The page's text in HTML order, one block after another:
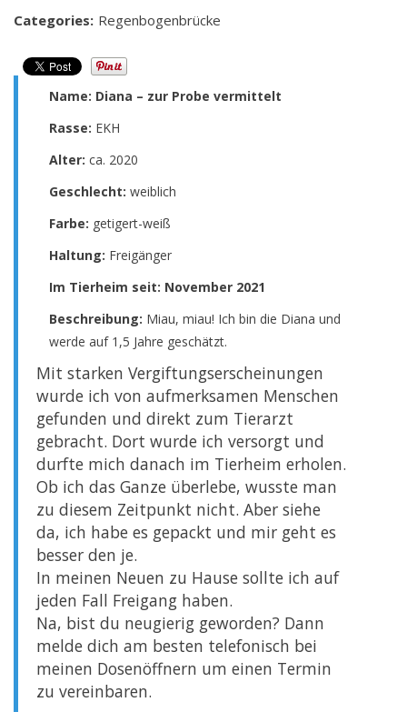
Categories: Regenbogenbrücke
Name: Diana – zur Probe vermittelt
Rasse: EKH
Alter: ca. 2020
Geschlecht: weiblich
Farbe: getigert-weiß
Haltung: Freigänger
Im Tierheim seit: November 2021
Beschreibung: Miau, miau! Ich bin die Diana und
werde auf 1,5 Jahre geschätzt.
Mit starken Vergiftungserscheinungen
wurde ich von aufmerksamen Menschen
gefunden und direkt zum Tierarzt
gebracht. Dort wurde ich versorgt und
durfte mich danach im Tierheim erholen.
Ob ich das Ganze überlebe, wusste man
zu diesem Zeitpunkt nicht. Aber siehe
da, ich habe es gepackt und mir geht es
besser den je.
In meinen Neuen zu Hause sollte ich auf
jeden Fall Freigang haben.
Na, bist du neugierig geworden? Dann
melde dich am besten telefonisch bei
meinen Dosenöffnern um einen Termin
zu vereinbaren.